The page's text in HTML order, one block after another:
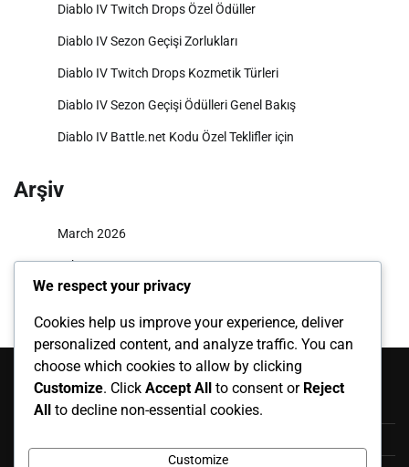
Diablo IV Twitch Drops Özel Ödüller
Diablo IV Sezon Geçişi Zorlukları
Diablo IV Twitch Drops Kozmetik Türleri
Diablo IV Sezon Geçişi Ödülleri Genel Bakış
Diablo IV Battle.net Kodu Özel Teklifler için
Arşiv
March 2026
February 2026
Kategoriler
Battle.net Kodu İade İşlemi
We respect your privacy
Cookies help us improve your experience, deliver
personalized content, and analyze traffic. You can
choose which cookies to allow by clicking
Customize. Click Accept All to consent or Reject
All to decline non-essential cookies.
Customize